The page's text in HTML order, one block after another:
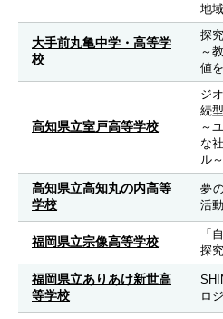
地
大手前丸亀中学・高等学
校
探
～
値
高知県立室戸高等学校
ジ
続
～
な
ル～
高知県立高知丸の内高等
学校
夢
活
福岡県立宗像高等学校
「
探
福岡県立ありあけ新世高
等学校
ロ